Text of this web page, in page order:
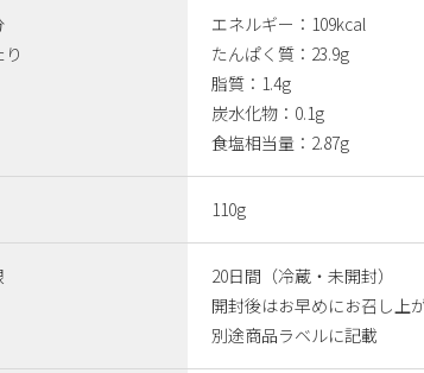
り
エネルギー：109kcal
たんぱく質：23.9g
脂質：1.4g
炭水化物：0.1g
食塩相当量：2.87g
110g
20日間（冷蔵・未開封）
開封後はお早めにお召し上
別途商品ラベルに記載